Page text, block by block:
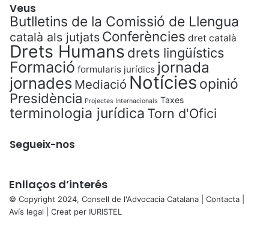
Veus
Butlletins de la Comissió de Llengua
català als jutjats Conferències dret català
Drets Humans drets lingüístics
Formació formularis jurídics jornada
jornades Mediació Notícies opinió
Presidència Projectes Internacionals Taxes
terminologia jurídica Torn d'Ofici
Segueix-nos
Enllaços d’interés
© Copyright 2024, Consell de l'Advocacia Catalana | Contacta
Avís legal | Creat per IURISTEL